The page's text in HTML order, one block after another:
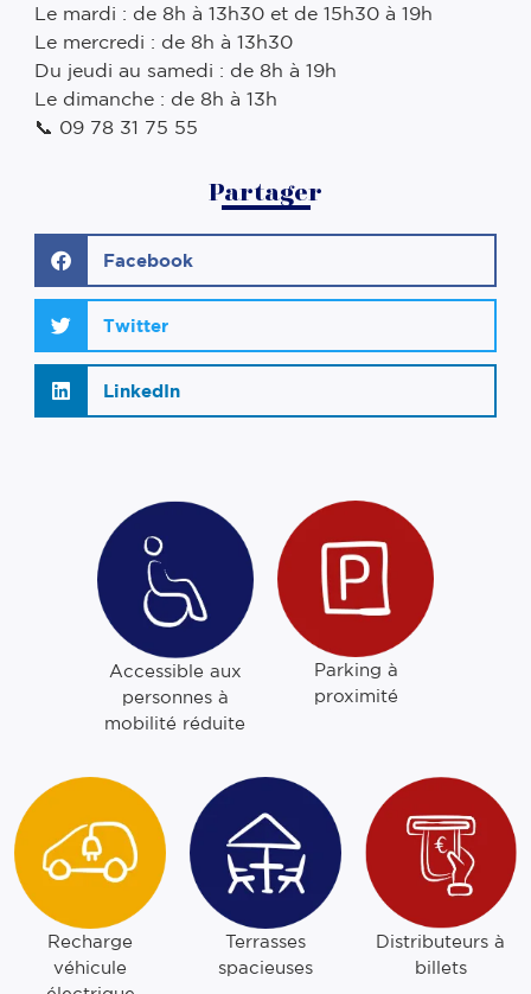
Le mardi : de 8h à 13h30 et de 15h30 à 19h
Le mercredi : de 8h à 13h30
Du jeudi au samedi : de 8h à 19h
Le dimanche : de 8h à 13h
📞 09 78 31 75 55
Partager
Facebook
Twitter
LinkedIn
Accessible aux
personnes à
mobilité réduite
Parking à
proximité
Recharge
véhicule
Terrasses
spacieuses
Distributeurs à
billets